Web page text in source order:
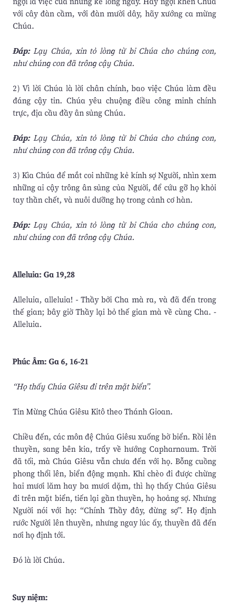
với cây đàn cầm, với đàn mười dây, hãy xướng ca mừng
Chúa.
Ðáp:Lạy Chúa, xin tỏ lòng từ bi Chúa cho chúng con,
như chúng con đã trông cậy Chúa.
2) Vì lời Chúa là lời chân chính, bao việc Chúa làm đều
đáng cậy tin. Chúa yêu chuộng điều công minh chính
trực, địa cầu đầy ân sủng Chúa.
Ðáp:Lạy Chúa, xin tỏ lòng từ bi Chúa cho chúng con,
như chúng con đã trông cậy Chúa.
3) Kìa Chúa để mắt coi những kẻ kính sợ Người, nhìn xem
những ai cậy trông ân sủng của Người, để cứu gỡ họ khỏi
tay thần chết, và nuôi dưỡng họ trong cảnh cơ hàn.
Ðáp:Lạy Chúa, xin tỏ lòng từ bi Chúa cho chúng con,
như chúng con đã trông cậy Chúa.
Alleluia: Ga 19,28
Alleluia, alleluia! - Thầy bởi Cha mà ra, và đã đến trong
thế gian; bây giờ Thầy lại bỏ thế gian mà về cùng Cha. -
Alleluia.
Phúc Âm: Ga 6, 16-21
“Họ thấy Chúa Giêsu đi trên mặt biển”.
Tin Mừng Chúa Giêsu Kitô theo Thánh Gioan.
Chiều đến, các môn đệ Chúa Giêsu xuống bờ biển. Rồi lên
thuyền, sang bên kia, trẩy về hướng Capharnaum. Trời
đã tối, mà Chúa Giêsu vẫn chưa đến với họ. Bỗng cuồng
phong thổi lên, biển động mạnh. Khi chèo đi được chừng
hai mươi lăm hay ba mươi dặm, thì họ thấy Chúa Giêsu
đi trên mặt biển, tiến lại gần thuyền, họ hoảng sợ. Nhưng
Người nói với họ: “Chính Thầy đây, đừng sợ”. Họ định
rước Người lên thuyền, nhưng ngay lúc ấy, thuyền đã đến
nơi họ định tới.
Ðó là lời Chúa.
Suy niệm: